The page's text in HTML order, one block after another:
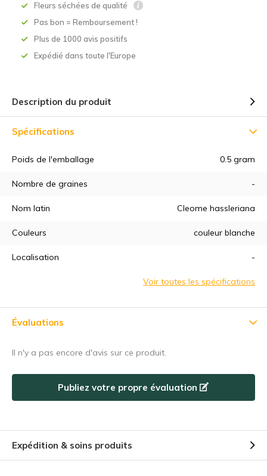
Fleurs séchées de qualité
Pas bon = Remboursement !
Plus de 1000 avis positifs
Expédié dans toute l'Europe
Description du produit
Spécifications
Poids de l'emballage 0.5 gram
Nombre de graines -
Nom latin Cleome hassleriana
Couleurs couleur blanche
Localisation -
Voir toutes les spécifications
Évaluations
Il n'y a pas encore d'avis sur ce produit.
Publiez votre propre évaluation
Expédition & soins produits
5% de réduction
Inscrivez-vous à notre newsletter pour rester au courant de